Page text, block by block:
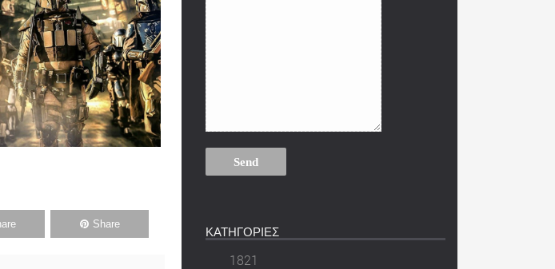
Share
ΚΑΤΗΓΟΡΙΕΣ
1821